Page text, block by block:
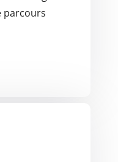
parcours